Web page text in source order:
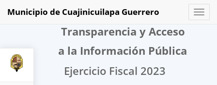
Toggle
Municipio de Cuajinicuilapa Guerrero
Transparencia y Acceso
a la Información Pública
Ejercicio Fiscal 2023